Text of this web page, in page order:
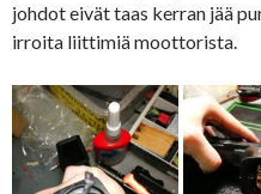
johdot eivät taas kerran jää
irroita liittimiä moottorista.